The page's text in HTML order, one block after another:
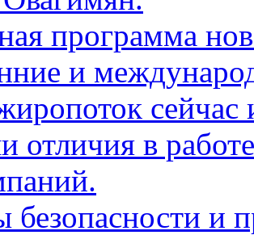
программа
и
отличия в
и